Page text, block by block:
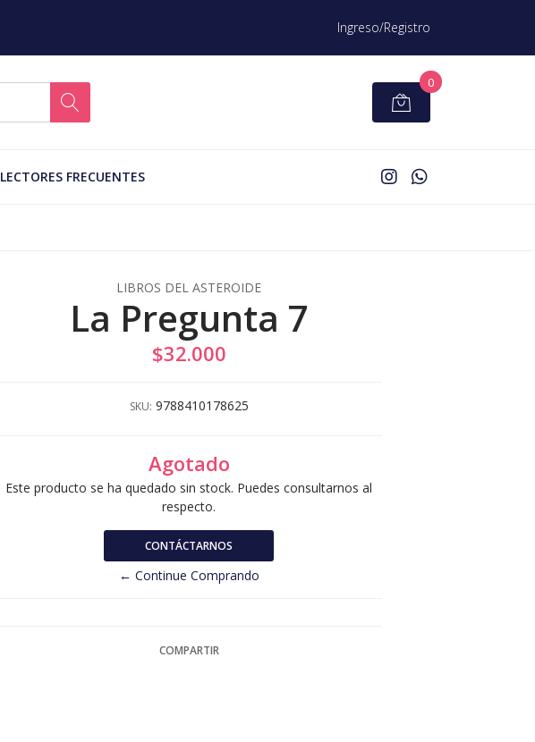
Ingreso/Registro
0
LECTORES FRECUENTES
LIBROS DEL ASTEROIDE
La Pregunta 7
$32.000
SKU: 9788410178625
Agotado
Este producto se ha quedado sin stock. Puedes consultarnos al
respecto.
CONTÁCTARNOS
← Continue Comprando
COMPARTIR